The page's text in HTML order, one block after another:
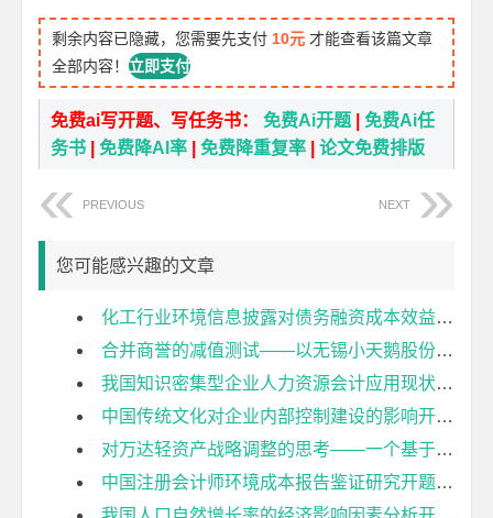
剩余内容已隐藏，您需要先支付 10元 才能查看该篇文章
全部内容！立即支付
免费ai写开题、写任务书：免费Ai开题 |免费Ai任
务书 |免费降AI率 |免费降重复率 |论文免费排版
PREVIOUS NEXT
您可能感兴趣的文章
化工行业环境信息披露对债务融资成本效益分析开题报告
合并商誉的减值测试——以无锡小天鹅股份有限公司为例开题报告
我国知识密集型企业人力资源会计应用现状及对策探究开题报告
中国传统文化对企业内部控制建设的影响开题报告
对万达轻资产战略调整的思考——一个基于财务视角的分析开题报告
中国注册会计师环境成本报告鉴证研究开题报告